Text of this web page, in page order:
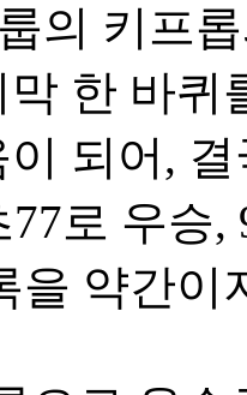
의 키프
한 바퀴
되어,
77로 우승
을 약간이